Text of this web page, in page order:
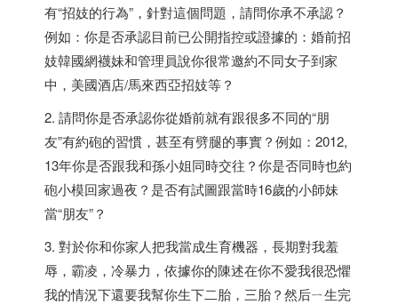
有“招妓的行為”，針對這個問題，請問你承不承認？
例如：你是否承認目前已公開指控或證據的：婚前招
妓韓國網襪妹和管理員說你很常邀約不同女子到家
中，美國酒店/馬來西亞招妓等？
2. 請問你是否承認你從婚前就有跟很多不同的“朋
友”有約砲的習慣，甚至有劈腿的事實？例如：2012,
13年你是否跟我和孫小姐同時交往？你是否同時也約
砲小模回家過夜？是否有試圖跟當時16歲的小師妹
當“朋友”？
3. 對於你和你家人把我當成生育機器，長期對我羞
辱，霸凌，冷暴力，依據你的陳述在你不愛我很恐懼
我的情況下還要我幫你生下二胎，三胎？然后ㄧ生完